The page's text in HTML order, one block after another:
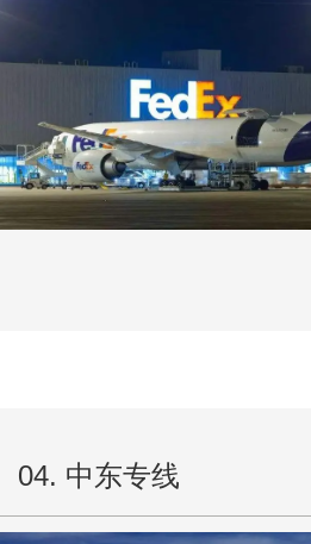
04. 中东专线